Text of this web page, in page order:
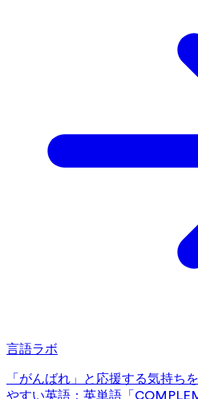
言語ラボ
「がんばれ」と応援する気持ち
やすい英語：英単語「